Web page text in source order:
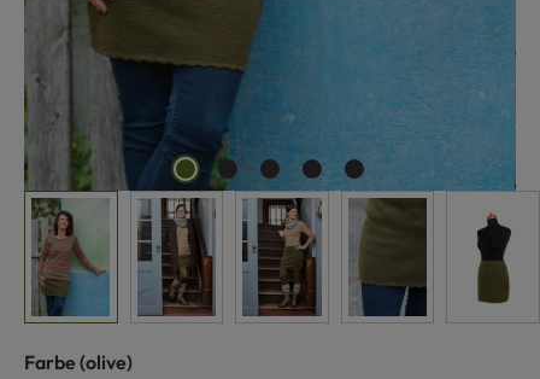
Farbe auswählen
(olive)